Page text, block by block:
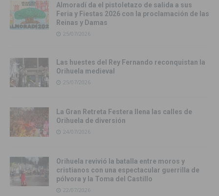
Almoradí da el pistoletazo de salida a sus
Feria y Fiestas 2026 con la proclamación de las
Reinas y Damas
25/07/2026
Las huestes del Rey Fernando reconquistan la
Orihuela medieval
25/07/2026
La Gran Retreta Festera llena las calles de
Orihuela de diversión
24/07/2026
Orihuela revivió la batalla entre moros y
cristianos con una espectacular guerrilla de
pólvora y la Toma del Castillo
22/07/2026